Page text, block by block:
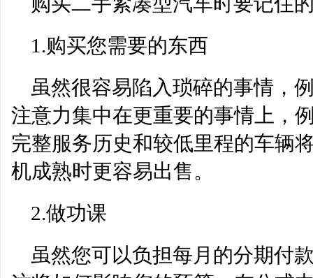
1.购买您需要的东西
虽然很容易陷入琐碎的事情，
注意力集中在更重要的事情上，
完整服务历史和较低里程的车辆
机成熟时更容易出售。
2.做功课
虽然您可以负担每月的分期付